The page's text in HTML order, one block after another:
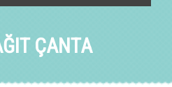
ÇANTA